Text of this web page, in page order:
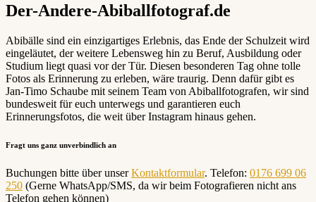
Der-Andere-Abiballfotograf.de
Abibälle sind ein einzigartiges Erlebnis, das Ende der Schulzeit wird
eingeläutet, der weitere Lebensweg hin zu Beruf, Ausbildung oder
Studium liegt quasi vor der Tür. Diesen besonderen Tag ohne tolle
Fotos als Erinnerung zu erleben, wäre traurig. Denn dafür gibt es
Jan-Timo Schaube mit seinem Team von Abiballfotografen, wir sind
bundesweit für euch unterwegs und garantieren euch
Erinnerungsfotos, die weit über Instagram hinaus gehen.
Fragt uns ganz unverbindlich an
Buchungen bitte über unserKontaktformular. Telefon: 0176 699 06
250 (Gerne WhatsApp/SMS, da wir beim Fotografieren nicht ans
Telefon gehen können)